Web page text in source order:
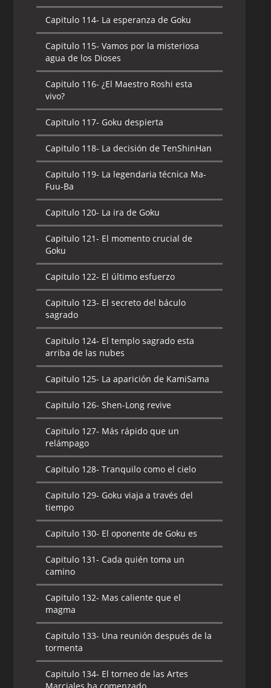
Capitulo 114- La esperanza de Goku
Capitulo 115- Vamos por la misteriosa
agua de los Dioses
Capitulo 116- ¿El Maestro Roshi esta
vivo?
Capitulo 117- Goku despierta
Capitulo 118- La decisión de TenShinHan
Capitulo 119- La legendaria técnica Ma-
Fuu-Ba
Capitulo 120- La ira de Goku
Capitulo 121- El momento crucial de
Goku
Capitulo 122- El último esfuerzo
Capitulo 123- El secreto del báculo
sagrado
Capitulo 124- El templo sagrado esta
arriba de las nubes
Capitulo 125- La aparición de KamiSama
Capitulo 126- Shen-Long revive
Capitulo 127- Más rápido que un
relámpago
Capitulo 128- Tranquilo como el cielo
Capitulo 129- Goku viaja a través del
tiempo
Capitulo 130- El oponente de Goku es
Capitulo 131- Cada quién toma un
camino
Capitulo 132- Mas caliente que el
magma
Capitulo 133- Una reunión después de la
tormenta
Capitulo 134- El torneo de las Artes